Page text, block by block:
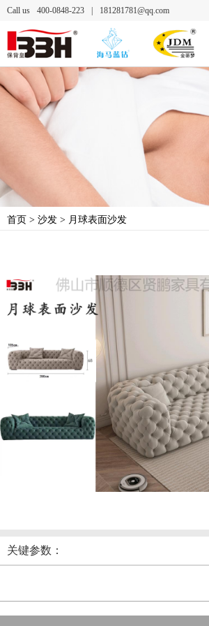
Call us 400-0848-223 181281781@qq.com
首页 > 沙发 > 月球表面沙发
关键参数：